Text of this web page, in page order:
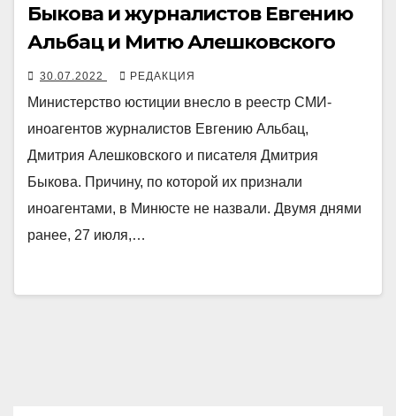
Быкова и журналистов Евгению
Альбац и Митю Алешковского
30.07.2022 РЕДАКЦИЯ
Министерство юстиции внесло в реестр СМИ-
иноагентов журналистов Евгению Альбац,
Дмитрия Алешковского и писателя Дмитрия
Быкова. Причину, по которой их признали
иноагентами, в Минюсте не назвали. Двумя днями
ранее, 27 июля,…